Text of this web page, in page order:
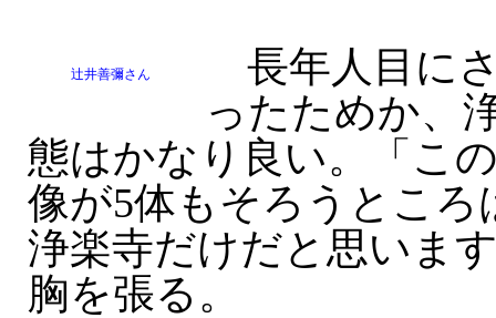
辻井善彌さん
長年人目に
ったためか、
態はかなり良い。「こ
像が5体もそろうところ
浄楽寺だけだと思いま
胸を張る。